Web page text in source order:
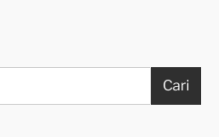
Cari